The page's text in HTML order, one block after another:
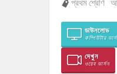
প্রথম শ্রেণি
ডাউনলোড
কম্পিউটার
দেখুন
ওয়েব ভার্সন